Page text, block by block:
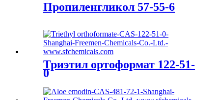
Пропиленгликол 57-55-6
Триэтил ортоформат 122-51-
0